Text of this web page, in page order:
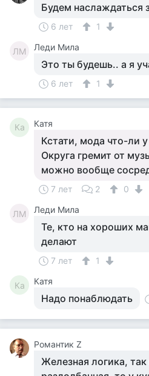
Будем наслаждаться
6 лет 1
ЛМ Леди Мила
Это ты будешь.. а я
6 лет 1
Ка Катя
Кстати, мода что-ли
Округа гремит от
можно вообще
7 лет 2 0
ЛМ Леди Мила
Те, кто на хороших
делают
7 лет 1
Ка Катя
Надо понаблюдать
Романтик Z
Железная логика, так